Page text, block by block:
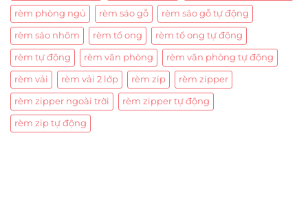
rèm phòng ngủ rèm sáo gỗ rèm sáo gỗ tự động
rèm sáo nhôm rèm tổ ong rèm tổ ong tự động
rèm tự động rèm văn phòng rèm văn phòng tự động
rèm vải rèm vải 2 lớp rèm zip rèm zipper
rèm zipper ngoài trời rèm zipper tự động
rèm zip tự động